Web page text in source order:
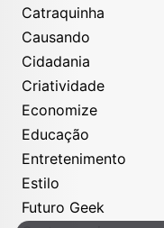
Catraquinha
Causando
Cidadania
Criatividade
Economize
Educação
Entretenimento
Estilo
Futuro Geek